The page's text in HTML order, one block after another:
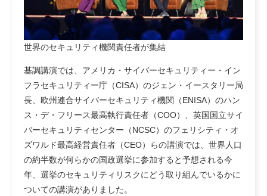
世界のセキュリティ機関責任者が集結
基調講演では、アメリカ・サイバーセキュリティー・イン
フラセキュリティー庁（CISA）のジェン・イースタリー局
長、欧州連合サイバーセキュリティ機関（ENISA）のハン
ス・デ・フリース最高執行責任者（COO）、英国国立サイ
バーセキュリティセンター（NCSC）のフェリシティ・オ
ズワルド最高経営責任者（CEO）らの講演では、世界人口
の約半数が何らかの国政選挙に参加すると予想される今
年、選挙のセキュリティリスクにどう取り組んでいるかに
ついての講演がありました。